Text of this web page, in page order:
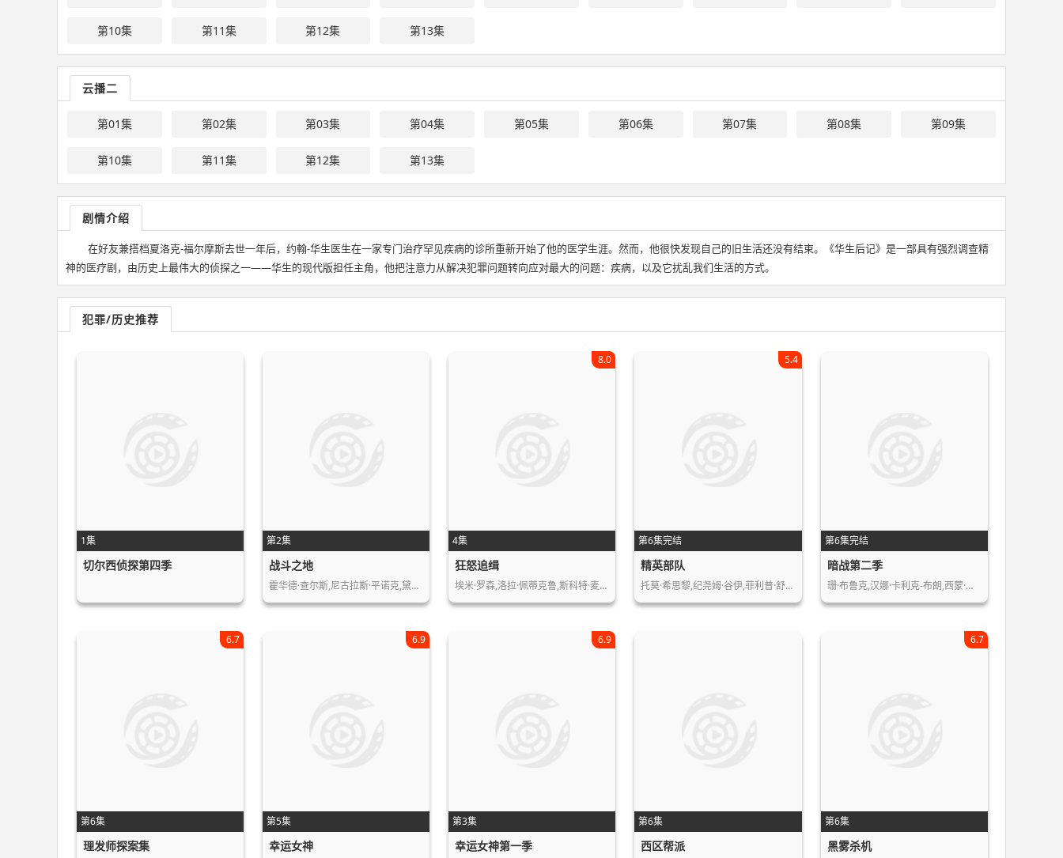
第10集 第11集 第12集 第13集
云播二
第01集 第02集 第03集 第04集 第05集 第06集 第07集 第08集 第09集
第10集 第11集 第12集 第13集
剧情介绍
在好友兼搭档夏洛克-福尔摩斯去世一年后，约翰-华生医生在一家专门治疗罕见疾病的诊所重新开始了他的医学生涯。然而，他很快发现自己的旧生活还没有结束。《华生后记》是一部具有强烈调查精
神的医疗剧，由历史上最伟大的侦探之一——华生的现代版担任主角，他把注意力从解决犯罪问题转向应对最大的问题：疾病，以及它扰乱我们生活的方式。
犯罪/历史推荐
1集
切尔西侦探第四季
第2集
战斗之地
霍华德·查尔斯,尼古拉斯·平诺克,黛博…
4集
8.0
狂怒追缉
埃米·罗森,洛拉·佩蒂克鲁,斯科特·麦…
第6集完结
5.4
精英部队
托莫·希思黎,纪尧姆·谷伊,菲利普·舒…
第6集完结
暗战第二季
珊·布鲁克,汉娜·卡利克-布朗,西蒙·…
第6集
6.7
理发师探案集
第5集
6.9
幸运女神
第3集
6.9
幸运女神第一季
第6集
西区帮派
第6集
6.7
黑雾杀机